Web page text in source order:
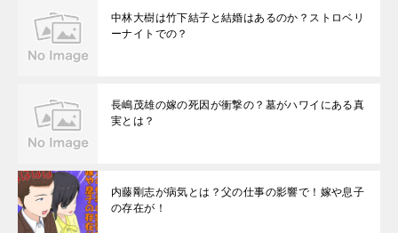
中林大樹は竹下結子と結婚はあるのか？ストロベリ
ーナイトでの？
長嶋茂雄の嫁の死因が衝撃の？墓がハワイにある真
実とは？
内藤剛志が病気とは？父の仕事の影響で！嫁や息子
の存在が！